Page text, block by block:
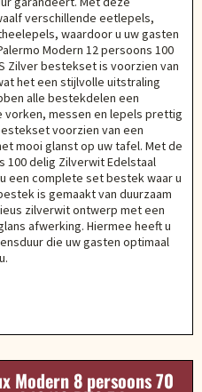
verschillende eetlepels,
waardoor u uw gasten
Modern 12 persoons 100
Zilver bestekset is voorzien van
het een stijlvolle uitstraling
alle bestekdelen een
messen en lepels prettig
voorzien van een
mooi glanst op uw tafel. Met de
100 delig Zilverwit Edelstaal
een complete set bestek waar u
is gemaakt van duurzaam
zilverwit ontwerp met een
afwerking. Hiermee heeft u
die uw gasten optimaal
Modern 8 persoons 70